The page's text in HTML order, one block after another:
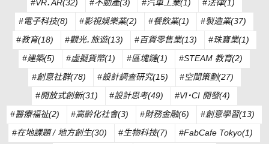
#VR．AR(32)
#不動產(3) #汽車工業(1)
#法律(1)
#電子科技(8)
#影視娛樂業(2) #餐飲業(1)
#製造業(37)
#教育(18)
#觀光．旅遊(13) #百貨零售業(13)
#珠寶業(1)
#建築(5)
#虛擬貨幣(1) #區塊鏈(1)
#STEAM 教育(2)
#創意社群(78)
#設計調查研究(15)
#空間策劃(27)
#開放式創新(31)
#設計思考(49)
#VI・CI 開發(4)
#醫療福祉(2)
#高齡化社會(3) #財務金融(6)
#創意學習(13)
#在地課題 / 地方創生(30)
#生物科技(7)
#FabCafe Tokyo(1)